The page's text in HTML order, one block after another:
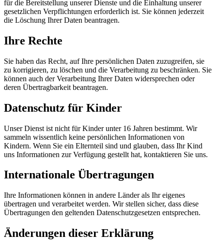
für die Bereitstellung unserer Dienste und die Einhaltung unserer
gesetzlichen Verpflichtungen erforderlich ist. Sie können jederzeit
die Löschung Ihrer Daten beantragen.
Ihre Rechte
Sie haben das Recht, auf Ihre persönlichen Daten zuzugreifen, sie
zu korrigieren, zu löschen und die Verarbeitung zu beschränken. Sie
können auch der Verarbeitung Ihrer Daten widersprechen oder
deren Übertragbarkeit beantragen.
Datenschutz für Kinder
Unser Dienst ist nicht für Kinder unter 16 Jahren bestimmt. Wir
sammeln wissentlich keine persönlichen Informationen von
Kindern. Wenn Sie ein Elternteil sind und glauben, dass Ihr Kind
uns Informationen zur Verfügung gestellt hat, kontaktieren Sie uns.
Internationale Übertragungen
Ihre Informationen können in andere Länder als Ihr eigenes
übertragen und verarbeitet werden. Wir stellen sicher, dass diese
Übertragungen den geltenden Datenschutzgesetzen entsprechen.
Änderungen dieser Erklärung